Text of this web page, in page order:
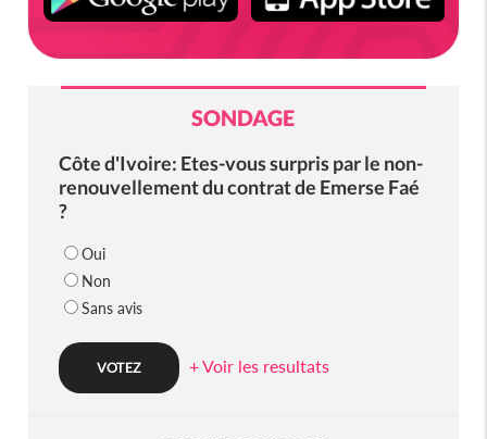
SONDAGE
Côte d'Ivoire: Etes-vous surpris par le non-
renouvellement du contrat de Emerse Faé
?
Oui
Non
Sans avis
+ Voir les resultats